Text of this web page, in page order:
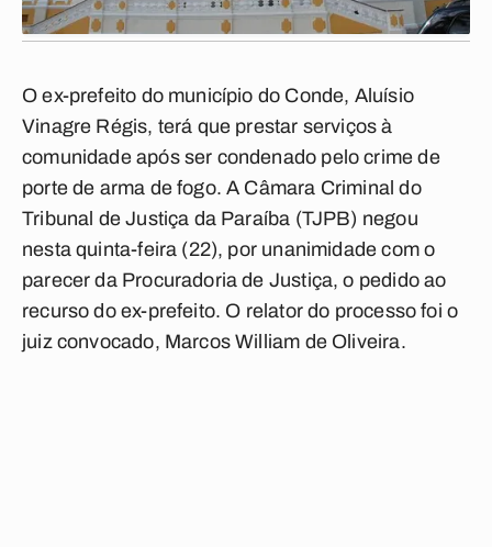
O ex-prefeito do município do Conde, Aluísio
Vinagre Régis, terá que prestar serviços à
comunidade após ser condenado pelo crime de
porte de arma de fogo. A Câmara Criminal do
Tribunal de Justiça da Paraíba (TJPB) negou
nesta quinta-feira (22), por unanimidade com o
parecer da Procuradoria de Justiça, o pedido ao
recurso do ex-prefeito. O relator do processo foi o
juiz convocado, Marcos William de Oliveira.